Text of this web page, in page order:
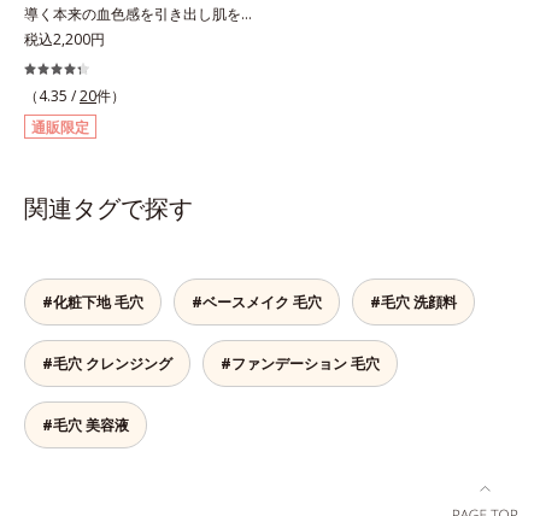
導く本来の血色感を引き出し肌を均
一に整えるベースカラー。スキンケ
ア感覚で絶好調な肌へ整えるベース
コントロールカラーです。肌トラブ
ルを“覆い隠す”のではなく、“光で整
える”オレンジフィルター理論に着
て、血色のよいイキイキとした印象
整え、肌本来の魅力を引き出し、印
象をランクアップさせます。日本人
男性の肌色に合わせた色設計で、ど
んな肌色でも自然な仕上がりを叶え
ます。ベタつくのに乾燥する男性の
肌に、うるおいを与えつつ皮脂分泌
をコントロールするスキンケア成分
税込2,200円
（4.35 /20件）
通販限定
関連タグで探す
#化粧下地 毛穴 #ベースメイク 毛穴 #毛穴 洗顔料
#毛穴 クレンジング #ファンデーション 毛穴
#毛穴 美容液